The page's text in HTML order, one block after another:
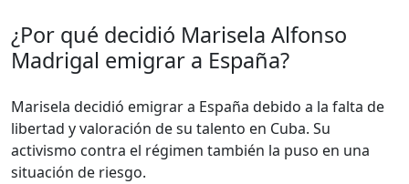
¿Por qué decidió Marisela Alfonso
Madrigal emigrar a España?
Marisela decidió emigrar a España debido a la falta de
libertad y valoración de su talento en Cuba. Su
activismo contra el régimen también la puso en una
situación de riesgo.